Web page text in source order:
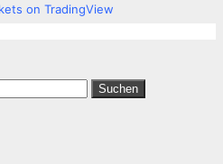
on TradingView